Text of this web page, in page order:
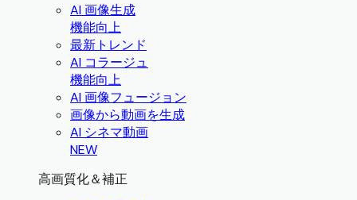
AI 画像生成
機能向上
最新トレンド
AI コラージュ
機能向上
AI 画像フュージョン
画像から動画を生成
AI シネマ動画
NEW
高画質化＆補正